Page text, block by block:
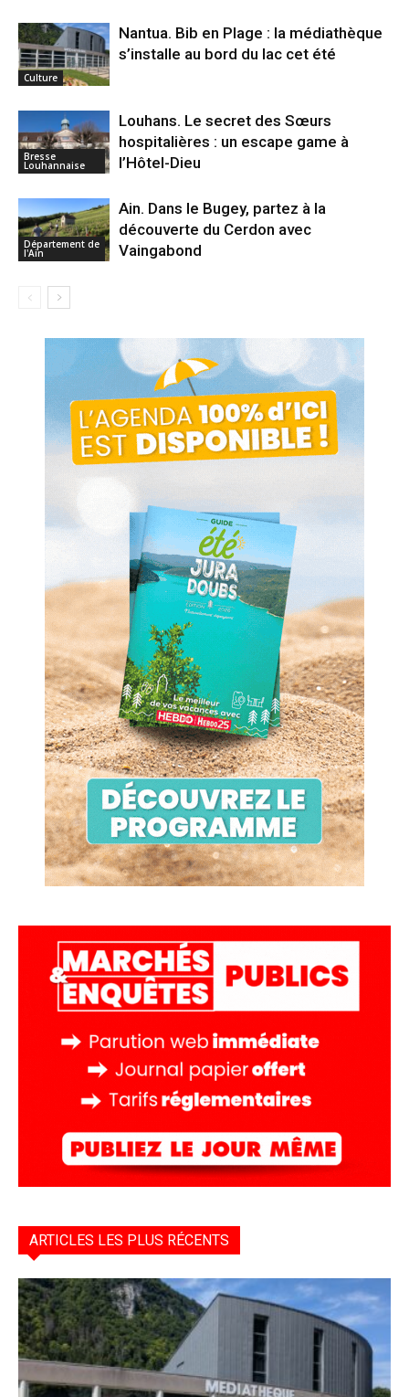
Culture
Nantua. Bib en Plage : la médiathèque
s’installe au bord du lac cet été
Bresse
Louhannaise
Louhans. Le secret des Sœurs
hospitalières : un escape game à
l’Hôtel-Dieu
Département de
l'Ain
Ain. Dans le Bugey, partez à la
découverte du Cerdon avec
Vaingabond
ARTICLES LES PLUS RÉCENTS